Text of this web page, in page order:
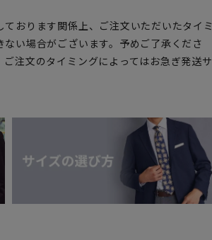
おります関係上、ご注文いただいたタイミ
い場合がございます。予めご了承くださ
注文のタイミングによってはお急ぎ発送サ